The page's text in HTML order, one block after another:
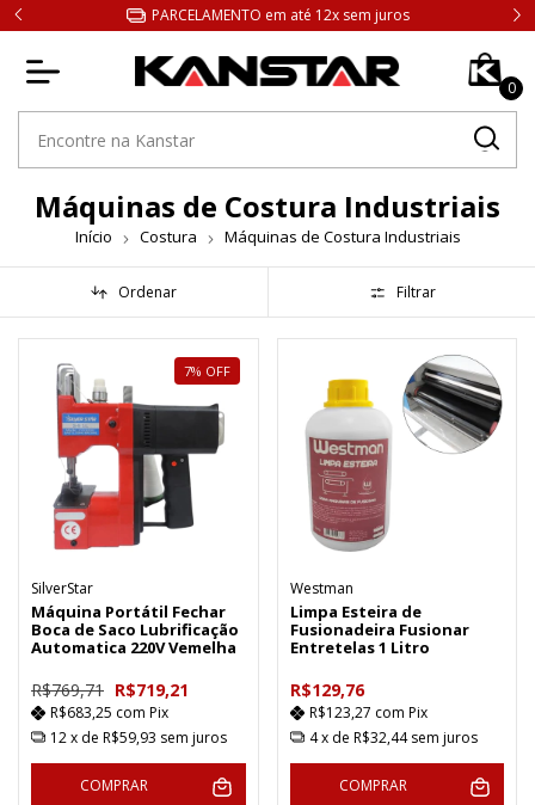
PARCELAMENTO em até 12x sem juros
0
Máquinas de Costura Industriais
Início Costura Máquinas de Costura Industriais
Ordenar Filtrar
7% OFF
SilverStar
Máquina Portátil Fechar
Boca de Saco Lubrificação
Automatica 220V Vemelha
R$769,71 R$719,21
R$683,25 com Pix
12x de R$59,93 sem juros
COMPRAR
Westman
Limpa Esteira de
Fusionadeira Fusionar
Entretelas 1 Litro
R$129,76
R$123,27 com Pix
4 x de R$32,44 sem juros
COMPRAR